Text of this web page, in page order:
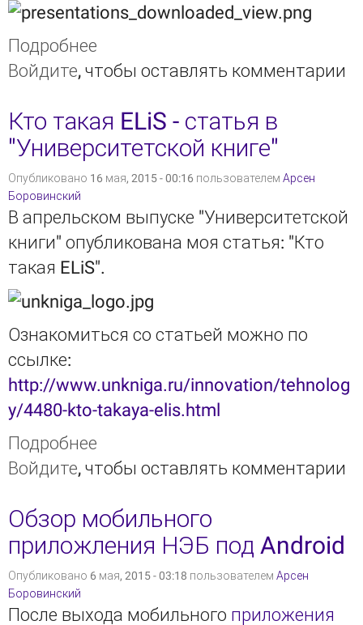
Подробнее
Войдите, чтобы оставлять комментарии
Кто такая ELiS - статья в
"Университетской книге"
Опубликовано 16 мая, 2015 - 00:16 пользователем Арсен
Боровинский
В апрельском выпуске "Университетской
книги" опубликована моя статья: "Кто
такая ELiS".
Ознакомиться со статьей можно по
ссылке:
http://www.unkniga.ru/innovation/tehnolog
y/4480-kto-takaya-elis.html
Подробнее
"Университетской книге"
Войдите, чтобы оставлять комментарии
Обзор мобильного
приложления НЭБ под Android
Опубликовано 6 мая, 2015 - 03:18 пользователем Арсен
Боровинский
После выхода мобильного приложения